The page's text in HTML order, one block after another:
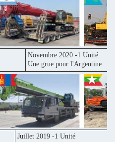
Novembre 2020 -1 Unité
Une grue pour l'Argentine
Juillet 2019 -1 Unité